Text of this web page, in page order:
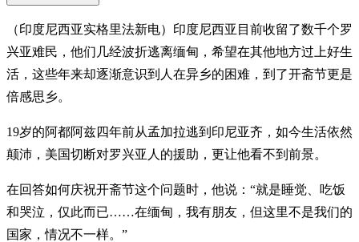
（印度尼西亚实格里法新电）印度尼西亚目前收留了数千个罗
兴亚难民，他们几经波折逃离缅甸，希望在其他地方过上好生
活，这些年来却逐渐意识到人在异乡的困难，到了开斋节更是
倍感思乡。
19岁的阿都阿兹四年前从孟加拉逃到印尼亚齐，如今生活依然
颠沛，美国切断对罗兴亚人的援助，更让他看不到前景。
在回答如何庆祝开斋节这个问题时，他说：“就是睡觉、吃饭
和哭泣，仅此而已……在缅甸，我有朋友，但这里不是我们的
国家，情况不一样。”